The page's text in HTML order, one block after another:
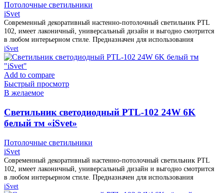
Потолочные светильники
iSvet
Современный декоративный настенно-потолочный светильник PTL
102, имеет лаконичный, универсальный дизайн и выгодно смотрится
в любом интерьерном стиле. Предназначен для использования
iSvet
Add to compare
Быстрый просмотр
В желаемое
Cветильник светодиодный PTL-102 24W 6K
белый тм «iSvet»
Потолочные светильники
iSvet
Современный декоративный настенно-потолочный светильник PTL
102, имеет лаконичный, универсальный дизайн и выгодно смотрится
в любом интерьерном стиле. Предназначен для использования
iSvet